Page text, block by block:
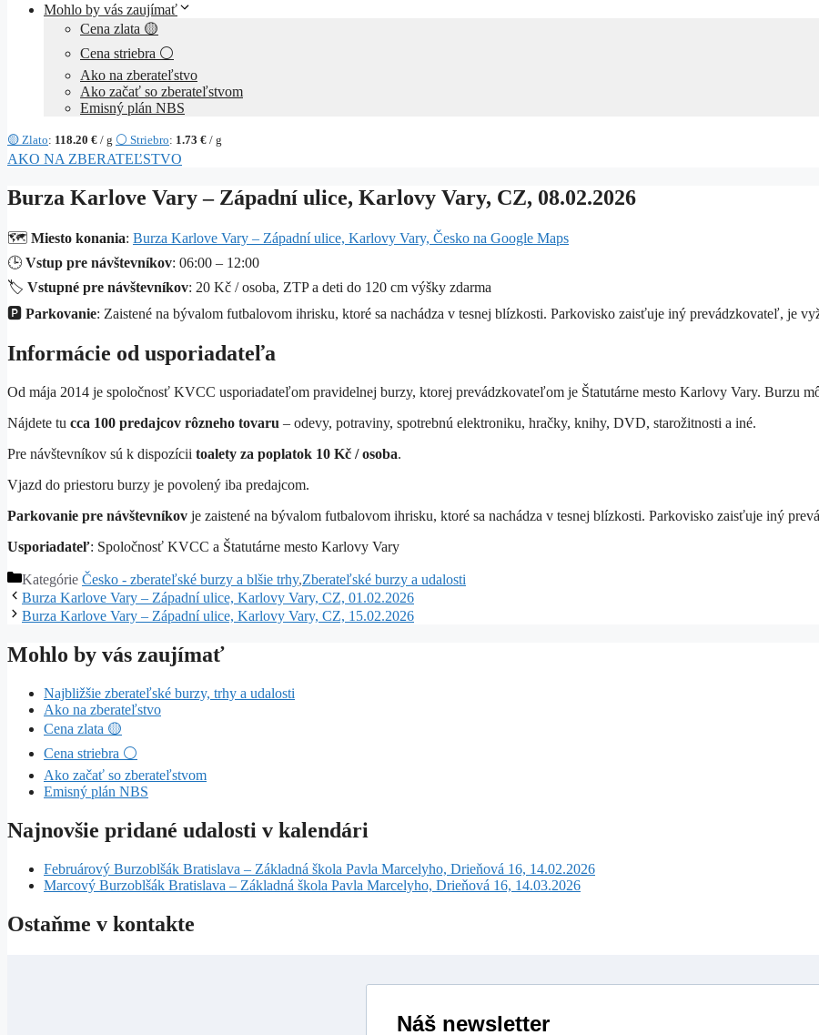
Mohlo by vás zaujímať
Cena zlata 🟡
Cena striebra ⚪
Ako na zberateľstvo
Ako začať so zberateľstvom
Emisný plán NBS
🟡 Zlato: 118.20 € / g ⚪ Striebro: 1.73 € / g
AKO NA ZBERATEĽSTVO
Burza Karlove Vary – Západní ulice, Karlovy Vary, CZ, 08.02.2026
🗺️ Miesto konania: Burza Karlove Vary – Západní ulice, Karlovy Vary, Česko na Google Maps
🕒 Vstup pre návštevníkov: 06:00 – 12:00
🏷️ Vstupné pre návštevníkov: 20 Kč / osoba, ZTP a deti do 120 cm výšky zdarma
🅿️ Parkovanie: Zaistené na bývalom futbalovom ihrisku, ktoré sa nachádza v tesnej blízkosti. Parkovisko zaisťuje iný prevádzkovateľ, je
Informácie od usporiadateľa
Od mája 2014 je spoločnosť KVCC usporiadateľom pravidelnej burzy, ktorej prevádzkovateľom je Štatutárne mesto Karlovy Vary. Burzu
Nájdete tu cca 100 predajcov rôzneho tovaru – odevy, potraviny, spotrebnú elektroniku, hračky, knihy, DVD, starožitnosti a iné.
Pre návštevníkov sú k dispozícii toalety za poplatok 10 Kč / osoba.
Vjazd do priestoru burzy je povolený iba predajcom.
Parkovanie pre návštevníkov je zaistené na bývalom futbalovom ihrisku, ktoré sa nachádza v tesnej blízkosti. Parkovisko zaisťuje iný
Usporiadateľ: Spoločnosť KVCC a Štatutárne mesto Karlovy Vary
Kategórie Česko - zberateľské burzy a blšie trhy,Zberateľské burzy a udalosti
Burza Karlove Vary – Západní ulice, Karlovy Vary, CZ, 01.02.2026
Burza Karlove Vary – Západní ulice, Karlovy Vary, CZ, 15.02.2026
Mohlo by vás zaujímať
Najbližšie zberateľské burzy, trhy a udalosti
Ako na zberateľstvo
Cena zlata 🟡
Cena striebra ⚪
Ako začať so zberateľstvom
Emisný plán NBS
Najnovšie pridané udalosti v kalendári
Februárový Burzoblšák Bratislava – Základná škola Pavla Marcelyho, Drieňová 16, 14.02.2026
Marcový Burzoblšák Bratislava – Základná škola Pavla Marcelyho, Drieňová 16, 14.03.2026
Ostaňme v kontakte
Náš newsletter